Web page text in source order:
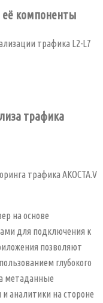
её компоненты
трафика
на основе
для подключения к
позволяют
глубокого
метаданные
аналитики на стороне